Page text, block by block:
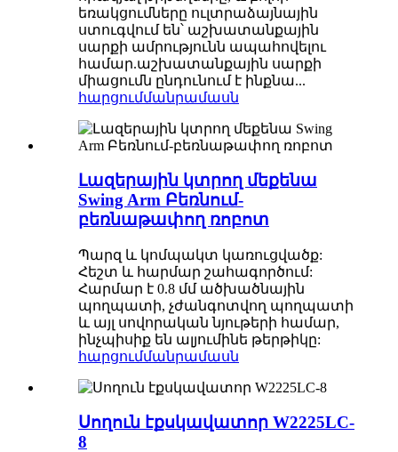
եռակցումները ուլտրաձայնային
ստուգվում են՝ աշխատանքային
սարքի ամրությունն ապահովելու
համար.աշխատանքային սարքի
միացումն ընդունում է ինքնա...
հարցումմանրամասն
Լազերային կտրող մեքենա
Swing Arm Բեռնում-
բեռնաթափող ռոբոտ
Պարզ և կոմպակտ կառուցվածք:
Հեշտ և հարմար շահագործում:
Հարմար է 0.8 մմ ածխածնային
պողպատի, չժանգոտվող պողպատի
և այլ սովորական նյութերի համար,
ինչպիսիք են ալյումինե թերթիկը:
հարցումմանրամասն
Սողուն էքսկավատոր W2225LC-
8